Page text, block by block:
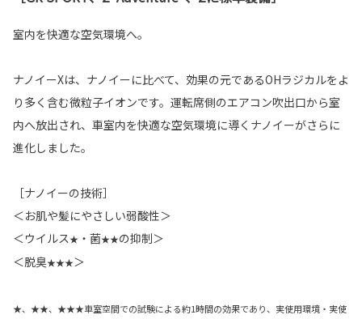
室内を快適な空気環境へ。
ナノイーXは、ナノイーに比べて、効果の元であるOHラジカルをよ
り多く含む微粒子イオンです。運転席側のエアコン吹出口から室
内へ放出され、車室内を快適な空気環境に導くナノイーがさらに
進化しました。
［ナノイーの技術］
＜お肌や髪にやさしい弱酸性＞
＜ウイルス★ ・菌★★の抑制＞
＜脱臭★★★＞
★、★★、★★★車室空間での試験による約1時間の効果であり、実使用環境・実使